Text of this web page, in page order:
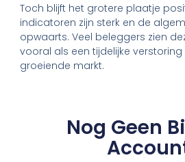
Toch blijft het grotere plaatje
indicatoren zijn sterk en de
opwaarts. Veel beleggers zien
vooral als een tijdelijke
groeiende markt.
Nog Geen